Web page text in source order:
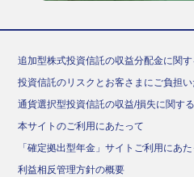
追加型株式投資信託の収益分配金に関
投資信託のリスクとお客さまにご負担
通貨選択型投資信託の収益/損失に関す
本サイトのご利用にあたって
「確定拠出型年金」サイトご利用にあ
利益相反管理方針の概要